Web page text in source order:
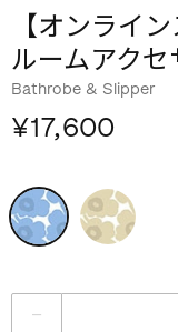
【オンライ
ルームアクセ
Bathrobe & Slipper
¥17,600